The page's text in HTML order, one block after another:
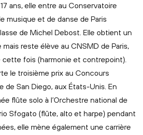
17 ans, elle entre au Conservatoire
musique et de danse de Paris
de Michel Debost. Elle obtient un
reste élève au CNSMD de Paris,
cette fois (harmonie et contrepoint).
le troisième prix au Concours
de San Diego, aux États-Unis. En
flûte solo à l’Orchestre national de
Sfogato (flûte, alto et harpe) pendant
elle mène également une carrière